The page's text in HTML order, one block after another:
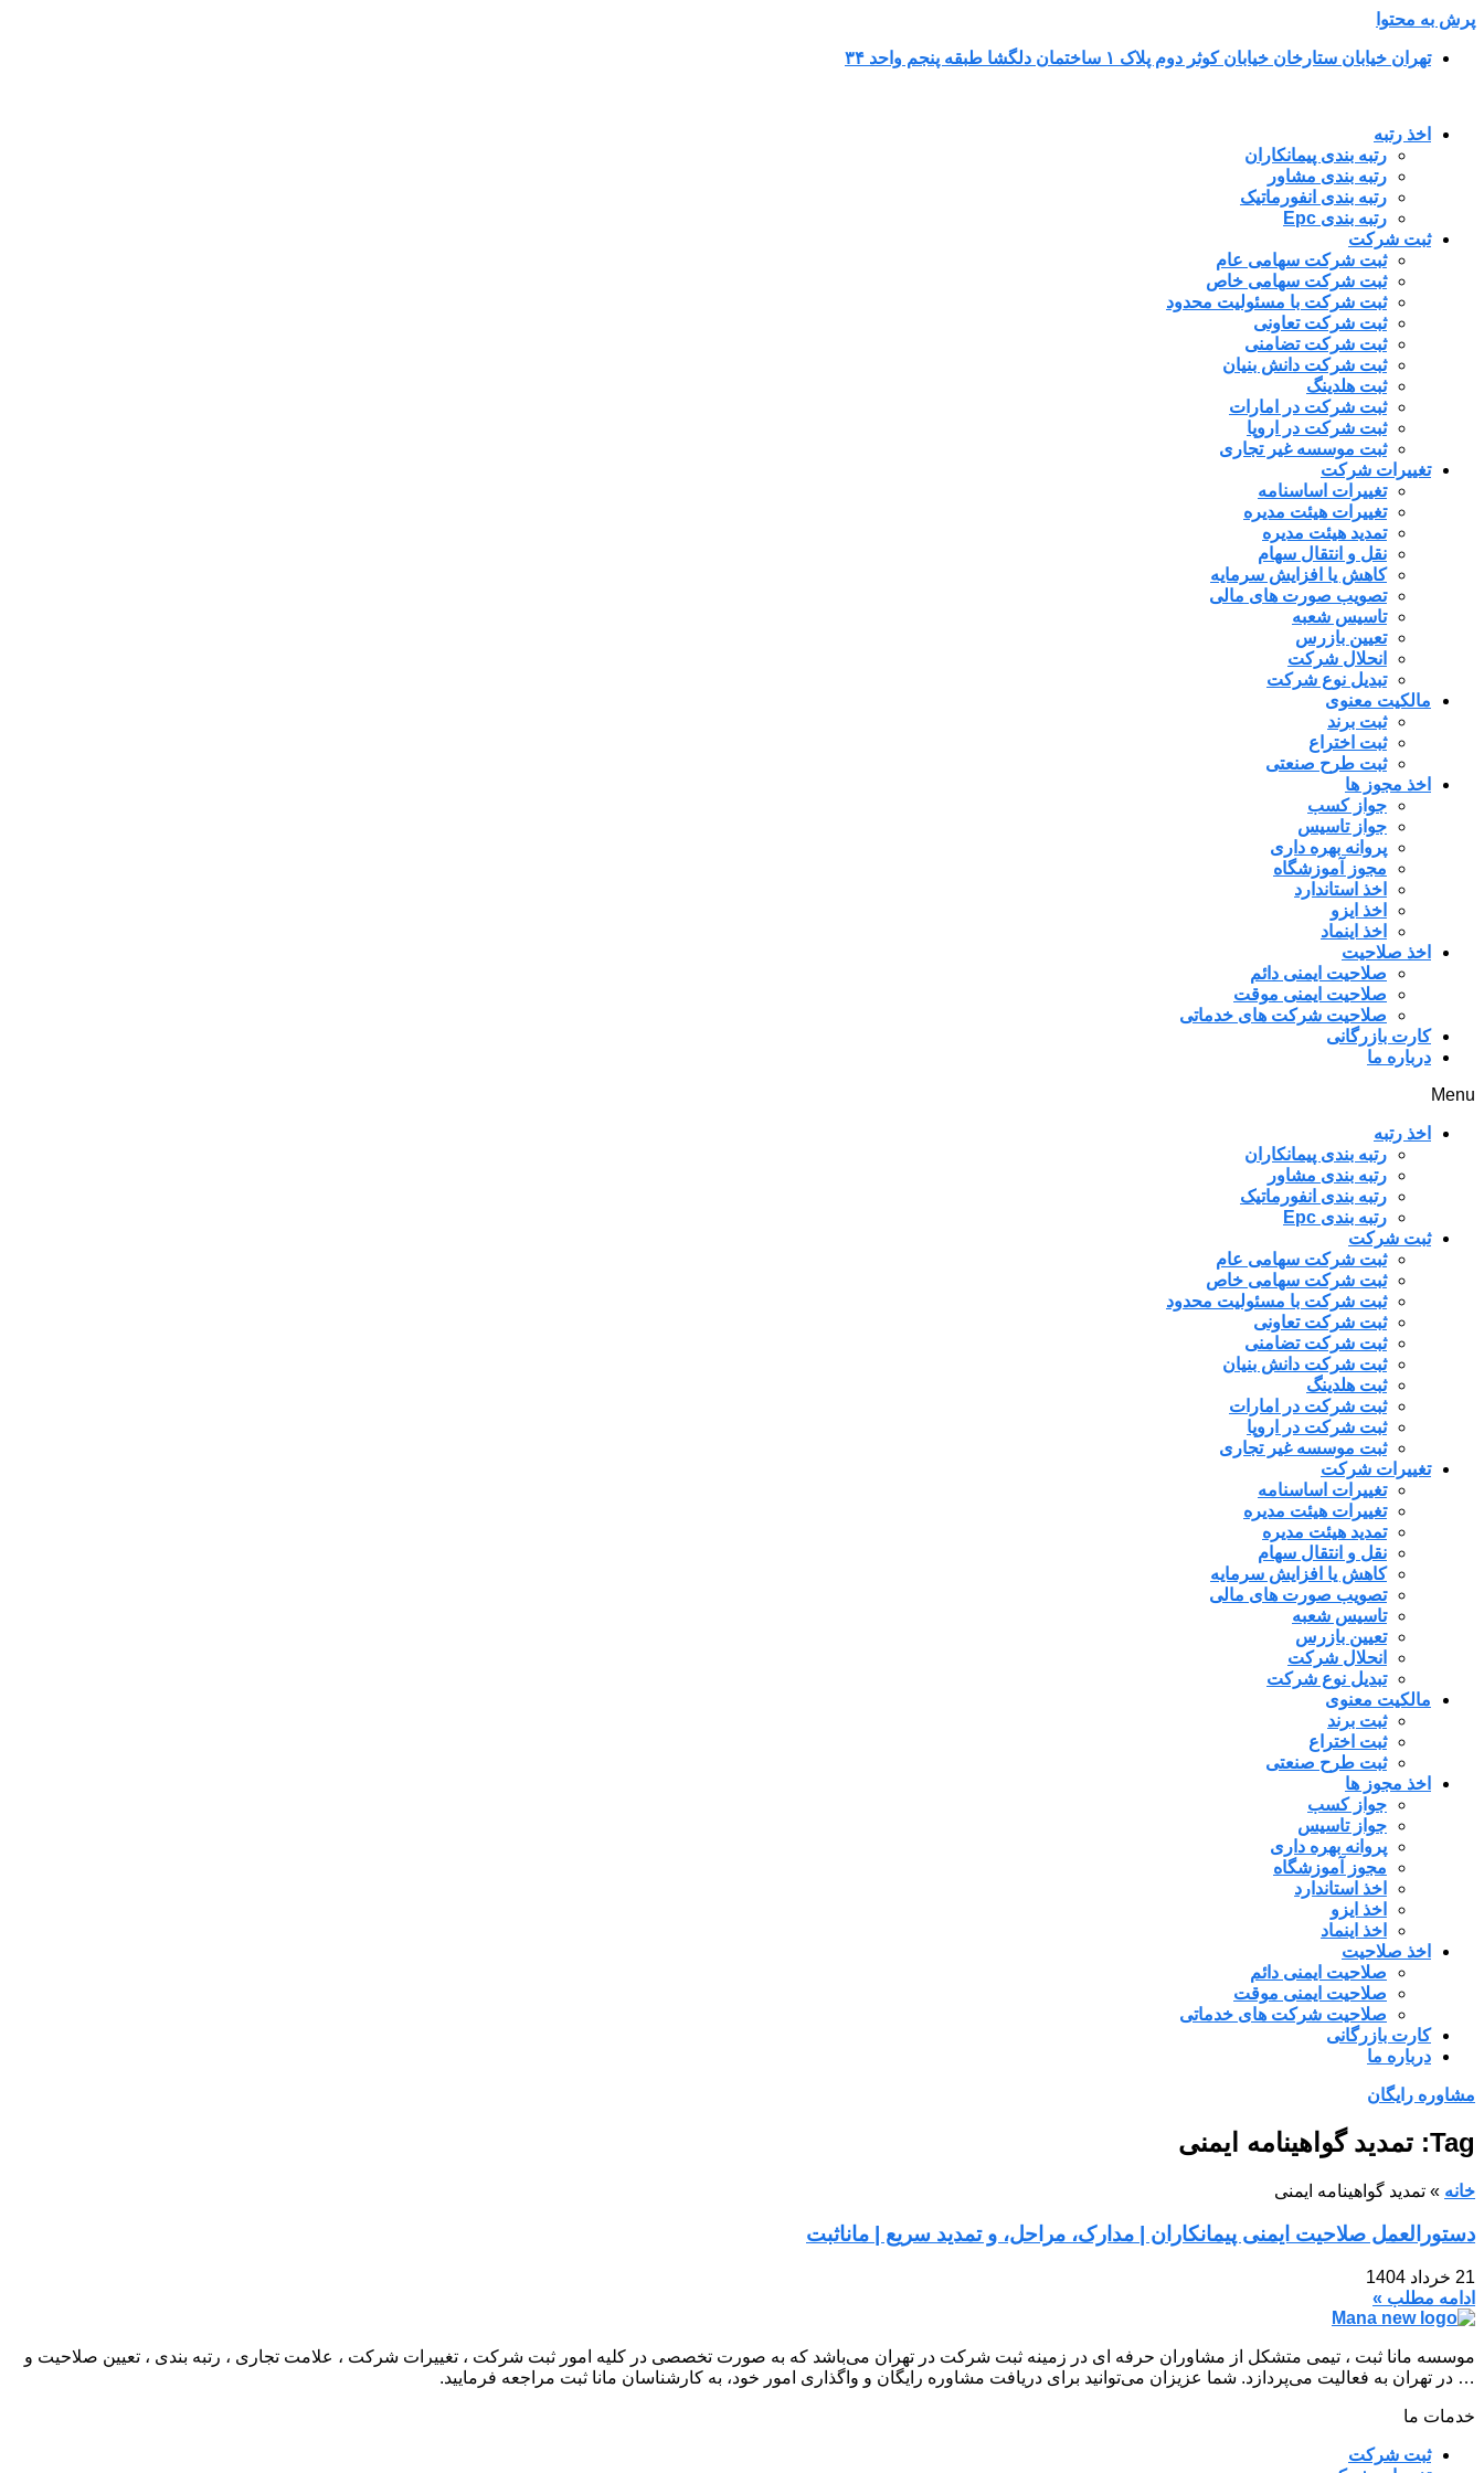
پرش به محتوا
تهران خیابان ستارخان خیابان کوثر دوم پلاک ۱ ساختمان دلگشا طبقه پنجم واحد ۳۴
اخذ رتبه
رتبه بندی پیمانکاران
رتبه بندی مشاور
رتبه بندی انفورماتیک
رتبه بندی Epc
ثبت شرکت
ثبت شرکت سهامی عام
ثبت شرکت سهامی خاص
ثبت شرکت با مسئولیت محدود
ثبت شرکت تعاونی
ثبت شرکت تضامنی
ثبت شرکت دانش بنیان
ثبت هلدینگ
ثبت شرکت در امارات
ثبت شرکت در اروپا
ثبت موسسه غیر تجاری
تغییرات شرکت
تغییرات اساسنامه
تغییرات هیئت مدیره
تمدید هیئت مدیره
نقل و انتقال سهام
کاهش یا افزایش سرمایه
تصویب صورت های مالی
تاسیس شعبه
تعیین بازرس
انحلال شرکت
تبدیل نوع شرکت
مالکیت معنوی
ثبت برند
ثبت اختراع
ثبت طرح صنعتی
اخذ مجوز ها
جواز کسب
جواز تاسیس
پروانه بهره داری
مجوز آموزشگاه
اخذ استاندارد
اخذ ایزو
اخذ اینماد
اخذ صلاحیت
صلاحیت ایمنی دائم
صلاحیت ایمنی موقت
صلاحیت شرکت های خدماتی
کارت بازرگانی
درباره ما
Menu
اخذ رتبه
رتبه بندی پیمانکاران
رتبه بندی مشاور
رتبه بندی انفورماتیک
رتبه بندی Epc
ثبت شرکت
ثبت شرکت سهامی عام
ثبت شرکت سهامی خاص
ثبت شرکت با مسئولیت محدود
ثبت شرکت تعاونی
ثبت شرکت تضامنی
ثبت شرکت دانش بنیان
ثبت هلدینگ
ثبت شرکت در امارات
ثبت شرکت در اروپا
ثبت موسسه غیر تجاری
تغییرات شرکت
تغییرات اساسنامه
تغییرات هیئت مدیره
تمدید هیئت مدیره
نقل و انتقال سهام
کاهش یا افزایش سرمایه
تصویب صورت های مالی
تاسیس شعبه
تعیین بازرس
انحلال شرکت
تبدیل نوع شرکت
مالکیت معنوی
ثبت برند
ثبت اختراع
ثبت طرح صنعتی
اخذ مجوز ها
جواز کسب
جواز تاسیس
پروانه بهره داری
مجوز آموزشگاه
اخذ استاندارد
اخذ ایزو
اخذ اینماد
اخذ صلاحیت
صلاحیت ایمنی دائم
صلاحیت ایمنی موقت
صلاحیت شرکت های خدماتی
کارت بازرگانی
درباره ما
مشاوره رایگان
Tag: تمدید گواهینامه ایمنی
خانه » تمدید گواهینامه ایمنی
دستورالعمل صلاحیت ایمنی پیمانکاران | مدارک، مراحل، و تمدید سریع | ماناثبت
21 خرداد 1404
ادامه مطلب »
موسسه مانا ثبت ، تیمی متشکل از مشاوران حرفه ای در زمینه ثبت شرکت در تهران می‌باشد که به صورت تخصصی در کلیه امور ثبت شرکت ، تغییرات شرکت ، علامت تجاری ، رتبه بندی ، تعیین صلاحیت و
… در تهران به فعالیت می‌پردازد. شما عزیزان می‌توانید برای دریافت مشاوره رایگان و واگذاری امور خود، به کارشناسان مانا ثبت مراجعه فرمایید.
خدمات ما
ثبت شرکت